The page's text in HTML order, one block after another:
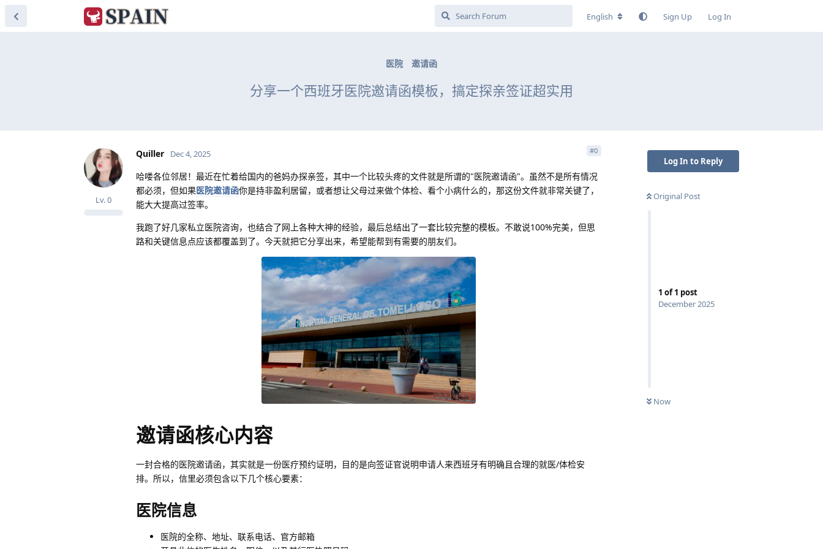
English Sign Up Log In
医院 邀请函
分享一个西班牙医院邀请函模板，搞定探亲签证超实用
Log In to Reply
Original Post
1 of1 post
December 2025
Now
Quiller
Lv.0
Dec 4, 2025 #0
哈喽各位邻居！最近在忙着给国内的爸妈办探亲签，其中一个比较头疼的文件就是所谓的"医院邀请函"。虽然不是所有情况
都必须，但如果医院邀请函你是持非盈利居留，或者想让父母过来做个体检、看个小病什么的，那这份文件就非常关键了，
能大大提高过签率。
我跑了好几家私立医院咨询，也结合了网上各种大神的经验，最后总结出了一套比较完整的模板。不敢说100%完美，但思
路和关键信息点应该都覆盖到了。今天就把它分享出来，希望能帮到有需要的朋友们。
邀请函核心内容
一封合格的医院邀请函，其实就是一份医疗预约证明，目的是向签证官说明申请人来西班牙有明确且合理的就医/体检安
排。所以，信里必须包含以下几个核心要素：
医院信息
医院的全称、地址、联系电话、官方邮箱